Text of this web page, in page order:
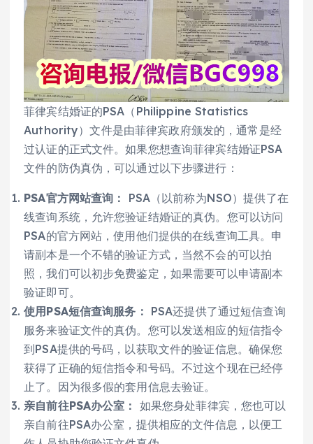
菲律宾结婚证的PSA（Philippine Statistics
Authority）文件是由菲律宾政府颁发的，通常是经
过认证的正式文件。如果您想查询菲律宾结婚证PSA
文件的防伪真伪，可以通过以下步骤进行：
PSA官方网站查询：
PSA（以前称为NSO）提供了在
线查询系统，允许您验证结婚证的真伪。您可以访问
PSA的官方网站，使用他们提供的在线查询工具。申
请副本是一个不错的验证方式，当然不会的可以拍
照，我们可以初步免费鉴定，如果需要可以申请副本
验证即可。
使用PSA短信查询服务： PSA还提供了通过短信查询
服务来验证文件的真伪。您可以发送相应的短信指令
到PSA提供的号码，以获取文件的验证信息。确保您
获得了正确的短信指令和号码。不过这个现在已经停
止了。因为很多假的套用信息去验证。
亲自前往PSA办公室： 如果您身处菲律宾，您也可以
亲自前往PSA办公室，提供相应的文件信息，以便工